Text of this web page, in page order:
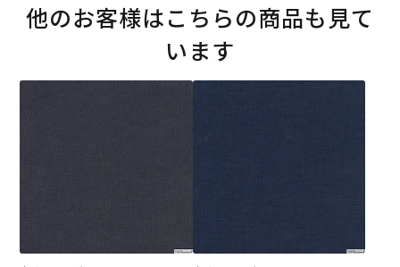
他のお客様はこちらの商品も見て
います